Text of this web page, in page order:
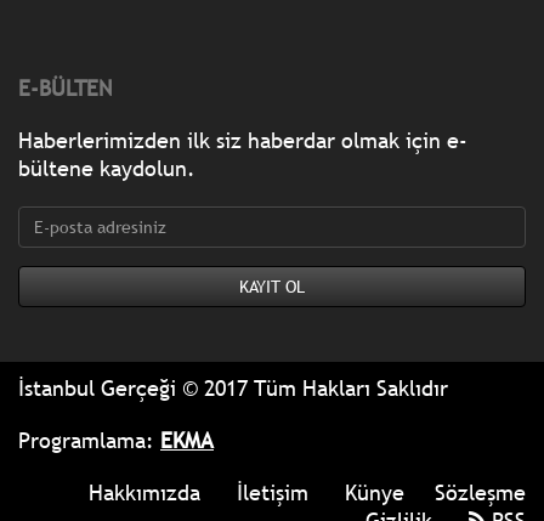
E-BÜLTEN
Haberlerimizden ilk siz haberdar olmak için e-
bültene kaydolun.
İstanbul Gerçeği © 2017 Tüm Hakları Saklıdır
Programlama: EKMA
Hakkımızda
İletişim Künye
Sözleşme